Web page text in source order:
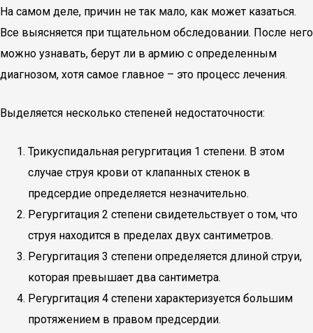
На самом деле, причин не так мало, как может казаться.
Все выясняется при тщательном обследовании. После него
можно узнавать, берут ли в армию с определенным
диагнозом, хотя самое главное – это процесс лечения.
Выделяется несколько степеней недостаточности:
Трикуспидальная регургитация 1 степени. В этом
случае струя крови от клапанных стенок в
предсердие определяется незначительно.
Регургитация 2 степени свидетельствует о том, что
струя находится в пределах двух сантиметров.
Регургитация 3 степени определяется длиной струи,
которая превышает два сантиметра.
Регургитация 4 степени характеризуется большим
протяжением в правом предсердии.